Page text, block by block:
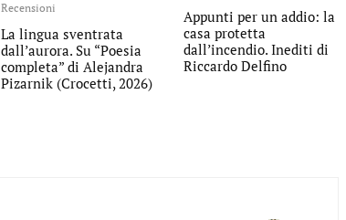
Recensioni
La lingua sventrata
dall’aurora. Su “Poesia
completa” di Alejandra
Pizarnik (Crocetti, 2026)
Appunti per un addio: la
casa protetta
dall’incendio. Inediti di
Riccardo Delfino